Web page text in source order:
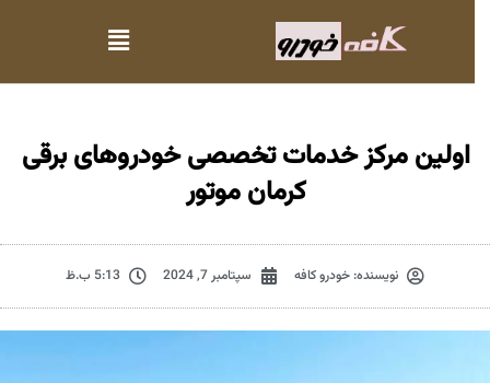
اولین مرکز خدمات تخصصی خودروهای برقی
کرمان موتور
نویسنده:خودرو کافه سپتامبر 7, 2024 5:13 ب.ظ